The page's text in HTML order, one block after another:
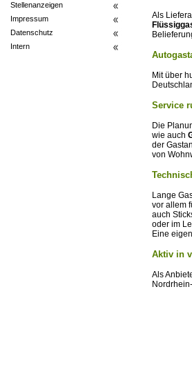
Stellenanzeigen
Impressum
Datenschutz
Intern
Als
Mit über
Service
Die
wie auch
der
von
Lange
vor allem
auch
oder im
Eine
Aktiv in
Als